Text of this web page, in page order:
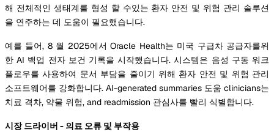
해 전체적인 생태계를 형성 할 수있는 환자 안전 및 위험 관리 솔루션
을 연주하는 데 도움이 필요했습니다.
예를 들어, 8 월 2025에서 Oracle Health는 미국 구급차 공급자를위
한 AI 백업 전자 보건 기록을 시작했습니다. 시스템은 음성 구동 워크
플로우를 사용하여 문서 부담을 줄이기 위해 환자 안전 및 위험 관리
소프트웨어를 강화합니다. AI-generated summaries 도움 clinicians는
치료 격차, 약물 위험, and readmission 관심사를 빨리 식별합니다.
시장 드라이버 - 의료 오류 및 부작용